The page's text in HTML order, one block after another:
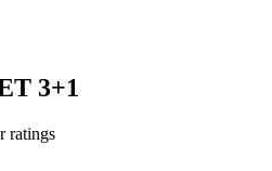
3+1
ratings